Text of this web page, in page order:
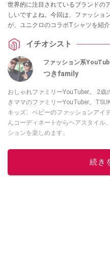
世界的に注目されているブランドの
しいですよね。今回は、ファッショ
が、ユニクロのコラボTシャツを紹
イチオシスト
ファッション系
つきfamily
おしゃれファミリーYouTuber。 2歳のキュートなつき局長と、つきパパ＆つ
きママのファミリーYouTuber。
キッズ、ベビーのファッションアイ
んコーディネートからヘアスタイル
ションを楽しめます。
こ
続き